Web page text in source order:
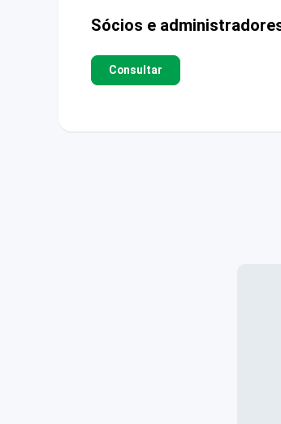
Sócios e
Consultar